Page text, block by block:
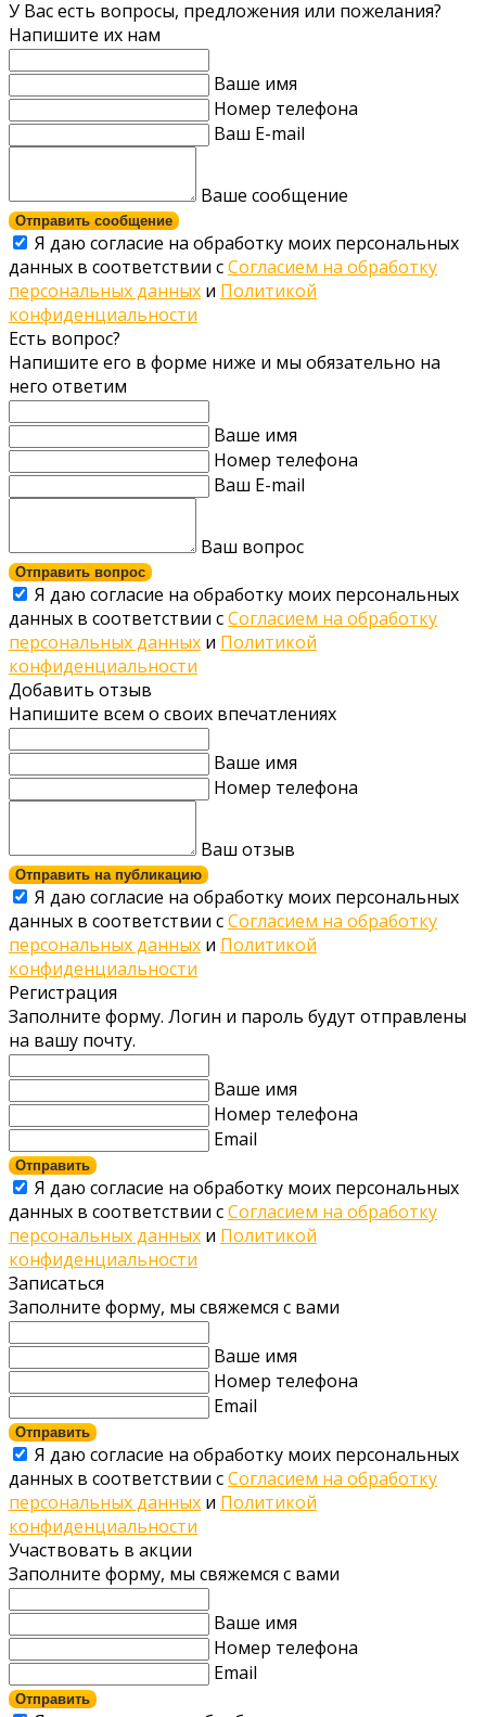
У Вас есть вопросы, предложения или пожелания?
Напишите их нам
Ваше имя
Номер телефона
Ваш E-mail
Ваше сообщение
Отправить сообщение
Я даю согласие на обработку моих персональных
данных в соответствии сСогласием на обработку
персональных данных и Политикой
конфиденциальности
Есть вопрос?
Напишите его в форме ниже и мы обязательно на
него ответим
Ваше имя
Номер телефона
Ваш E-mail
Ваш вопрос
Отправить вопрос
Я даю согласие на обработку моих персональных
данных в соответствии сСогласием на обработку
персональных данных и Политикой
конфиденциальности
Добавить отзыв
Напишите всем о своих впечатлениях
Ваше имя
Номер телефона
Ваш отзыв
Отправить на публикацию
Я даю согласие на обработку моих персональных
данных в соответствии сСогласием на обработку
персональных данных и Политикой
конфиденциальности
Регистрация
Заполните форму. Логин и пароль будут отправлены
на вашу почту.
Ваше имя
Номер телефона
Email
Отправить
Я даю согласие на обработку моих персональных
данных в соответствии сСогласием на обработку
персональных данных и Политикой
конфиденциальности
Записаться
Заполните форму, мы свяжемся с вами
Ваше имя
Номер телефона
Email
Отправить
Я даю согласие на обработку моих персональных
данных в соответствии сСогласием на обработку
персональных данных и Политикой
конфиденциальности
Участвовать в акции
Заполните форму, мы свяжемся с вами
Ваше имя
Номер телефона
Email
Отправить